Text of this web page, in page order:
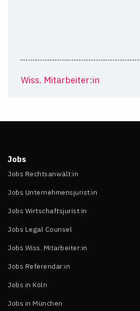
Wiss. Mitarbeiter:in
Jobs
Jobs Rechtsanwält:in
Jobs Unternehmensjurist:in
Jobs Wirtschaftsjurist:in
Jobs Legal Counsel
Jobs Wiss. Mitarbeiter:in
Jobs Referendar:in
Jobs in Köln
Jobs in München